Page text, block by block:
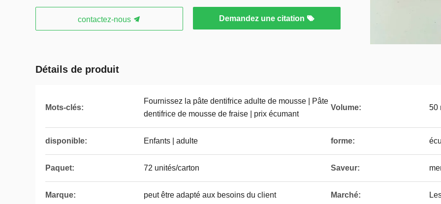
contactez-nous Demandez une citation
Détails de produit
Mots-clés:
Fournissez la pâte dentifrice adulte de mousse | Pâte
dentifrice de mousse de fraise | prix écumant
Volume: 50
disponible: Enfants | adulte forme:
Paquet: 72 unités/carton Saveur:
Marque: peut être adapté aux besoins du client Marché: